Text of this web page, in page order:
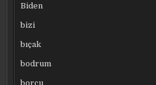
Biden
bizi
bıçak
bodrum
borcu